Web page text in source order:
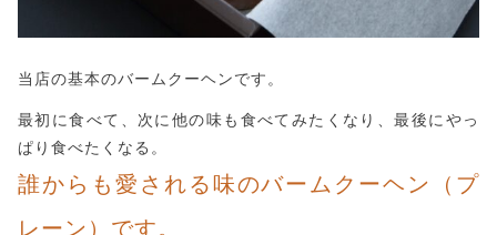
当店の基本のバームクーヘンです。
最初に食べて、次に他の味も食べてみたくなり、最後にやっ
ぱり食べたくなる。
誰からも愛される味のバームクーヘン（プ
レーン）です。